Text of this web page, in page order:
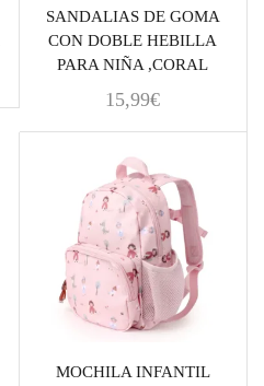
SANDALIAS DE GOMA
CON DOBLE HEBILLA
PARA NIÑA ,CORAL
15,99€
MOCHILA INFANTIL